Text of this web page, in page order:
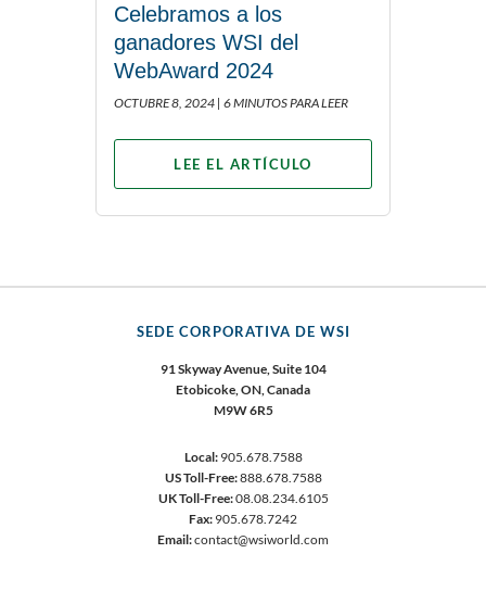
Celebramos a los
ganadores WSI del
WebAward 2024
OCTUBRE 8, 2024 | 6 MINUTOS PARA LEER
LEE EL ARTÍCULO
SEDE CORPORATIVA DE WSI
91 Skyway Avenue, Suite 104
Etobicoke, ON, Canada
M9W 6R5
Local:905.678.7588
US Toll-Free:888.678.7588
UK Toll-Free:08.08.234.6105
Fax: 905.678.7242
Email:contact@wsiworld.com